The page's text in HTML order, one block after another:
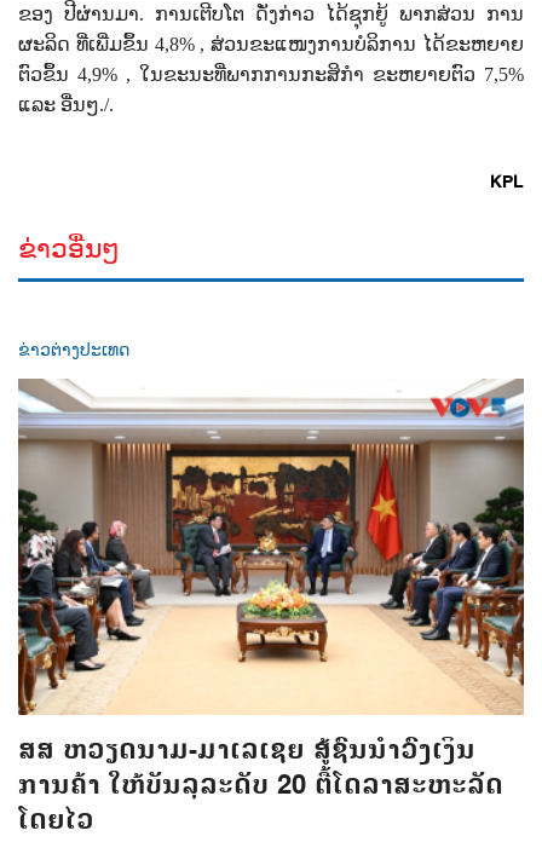
ຂອງ ປີຜ່ານມາ. ການເຕີບໂຕ ດັ່ງກ່າວ ໄດ້ຊຸກຍູ້ ພາກສ່ວນ ການ
ຜະລິດ ທີ່ເພີ່ມຂຶ້ນ 4,8% , ສ່ວນຂະແໜງການບໍລິການ ໄດ້ຂະຫຍາຍ
ຕົວຂຶ້ນ 4,9% , ໃນຂະນະທີ່ພາກການກະສິກຳ ຂະຫຍາຍຕົວ 7,5%
ແລະ ອື່ນໆ./.
KPL
ຂ່າວອື່ນໆ
ຂ່າວຕ່າງປະເທດ
ສສ ຫວຽດນາມ-ມາເລເຊຍ ສູ້ຊົນນຳວົງເງິນ
ການຄ້າ ໃຫ້ບັນລຸລະດັບ 20 ຕື້ໂດລາສະຫະລັດ
ໂດຍໄວ